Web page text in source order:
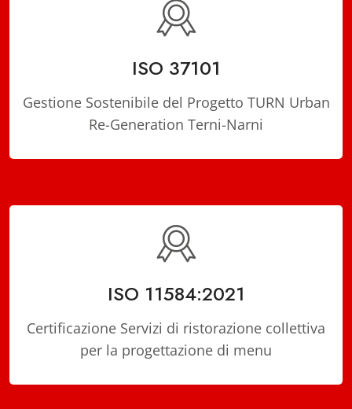
ISO 37101
Gestione Sostenibile del Progetto TURN Urban
Re-Generation Terni-Narni
ISO 11584:2021
Certificazione Servizi di ristorazione collettiva
per la progettazione di menu